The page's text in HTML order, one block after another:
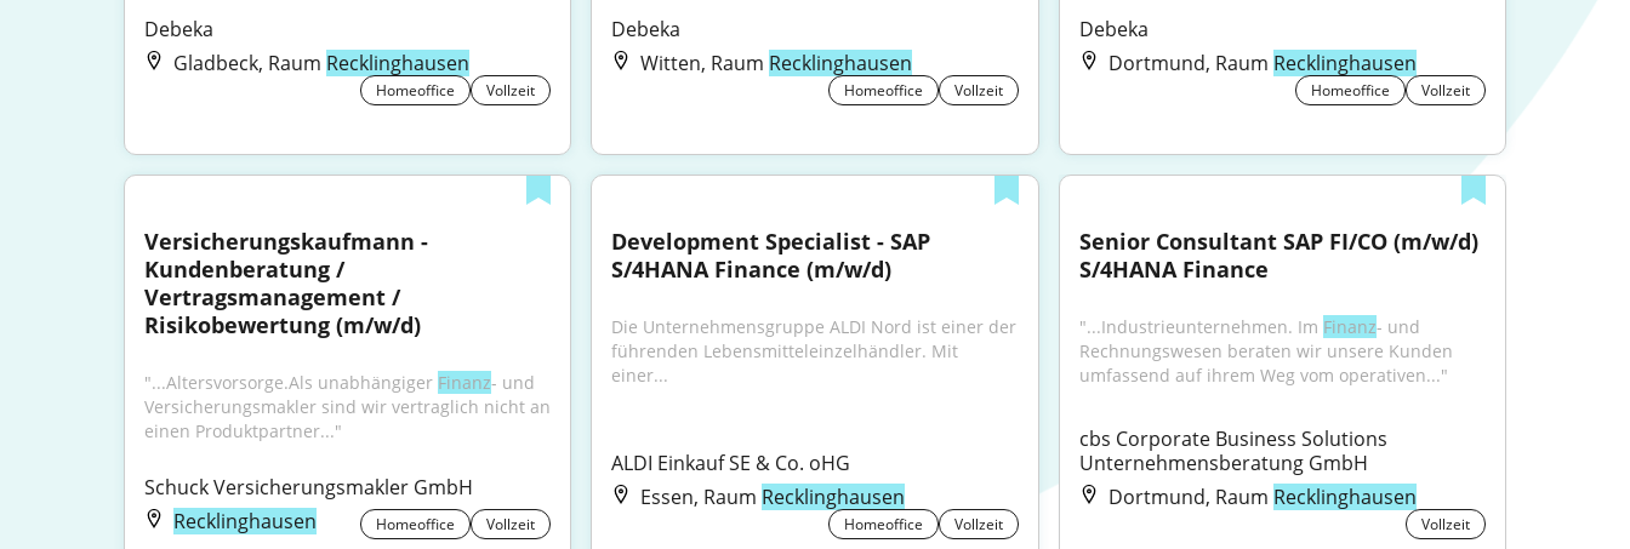
Debeka
Gladbeck, Raum Recklinghausen
Homeoffice Vollzeit
Debeka
Witten, Raum Recklinghausen
Homeoffice Vollzeit
Debeka
Dortmund, Raum Recklinghausen
Homeoffice Vollzeit
Versicherungskaufmann -
Kundenberatung /
Vertragsmanagement /
Risikobewertung (m/w/d)
"...Altersvorsorge.Als unabhängiger Finanz- und
Versicherungsmakler sind wir vertraglich nicht an
einen Produktpartner..."
Schuck Versicherungsmakler GmbH
Recklinghausen
Homeoffice Vollzeit
Development Specialist - SAP
S/4HANA Finance (m/w/d)
Die Unternehmensgruppe ALDI Nord ist einer der
führenden Lebensmitteleinzelhändler. Mit
einer...
ALDI Einkauf SE & Co. oHG
Essen, Raum Recklinghausen
Homeoffice Vollzeit
Senior Consultant SAP FI/CO (m/w/d)
S/4HANA Finance
"...Industrieunternehmen. Im Finanz- und
Rechnungswesen beraten wir unsere Kunden
umfassend auf ihrem Weg vom operativen..."
cbs Corporate Business Solutions
Unternehmensberatung GmbH
Dortmund, Raum Recklinghausen
Vollzeit